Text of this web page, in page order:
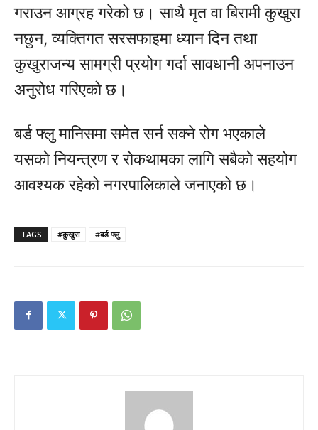
गराउन आग्रह गरेको छ। साथै मृत वा बिरामी कुखुरा
नछुन, व्यक्तिगत सरसफाइमा ध्यान दिन तथा
कुखुराजन्य सामग्री प्रयोग गर्दा सावधानी अपनाउन
अनुरोध गरिएको छ।
बर्ड फ्लु मानिसमा समेत सर्न सक्ने रोग भएकाले
यसको नियन्त्रण र रोकथामका लागि सबैको सहयोग
आवश्यक रहेको नगरपालिकाले जनाएको छ।
TAGS #कुखुरा #बर्ड फ्लु